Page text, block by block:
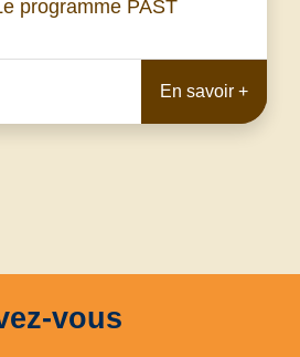
programme PAST
En savoir +
vous